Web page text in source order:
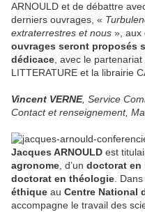
ARNOULD et de débattre
derniers ouvrages, «
extraterrestres et nous », aux
ouvrages seront proposés
dédicace , avec le
LITTERATURE et la librairie
Vincent VERNE, Service
Contact et renseignement,
Jacques ARNOULD est
agronome , d’un doctorat en
doctorat en théologie .
éthique au Centre National
accompagne le travail des